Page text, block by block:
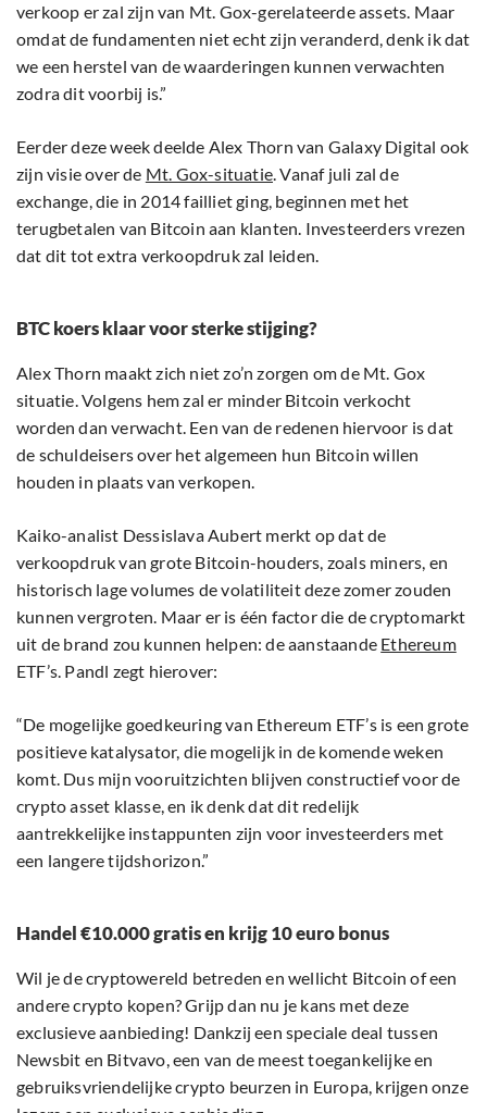
verkoop er zal zijn van Mt. Gox-gerelateerde assets. Maar
omdat de fundamenten niet echt zijn veranderd, denk ik dat
we een herstel van de waarderingen kunnen verwachten
zodra dit voorbij is.”
Eerder deze week deelde Alex Thorn van Galaxy Digital ook
zijn visie over de Mt. Gox-situatie. Vanaf juli zal de
exchange, die in 2014 failliet ging, beginnen met het
terugbetalen van Bitcoin aan klanten. Investeerders vrezen
dat dit tot extra verkoopdruk zal leiden.
BTC koers klaar voor sterke stijging?
Alex Thorn maakt zich niet zo’n zorgen om de Mt. Gox
situatie. Volgens hem zal er minder Bitcoin verkocht
worden dan verwacht. Een van de redenen hiervoor is dat
de schuldeisers over het algemeen hun Bitcoin willen
houden in plaats van verkopen.
Kaiko-analist Dessislava Aubert merkt op dat de
verkoopdruk van grote Bitcoin-houders, zoals miners, en
historisch lage volumes de volatiliteit deze zomer zouden
kunnen vergroten. Maar er is één factor die de cryptomarkt
uit de brand zou kunnen helpen: de aanstaande Ethereum
ETF’s. Pandl zegt hierover:
“De mogelijke goedkeuring van Ethereum ETF’s is een grote
positieve katalysator, die mogelijk in de komende weken
komt. Dus mijn vooruitzichten blijven constructief voor de
crypto asset klasse, en ik denk dat dit redelijk
aantrekkelijke instappunten zijn voor investeerders met
een langere tijdshorizon.”
Handel €10.000 gratis en krijg 10 euro bonus
Wil je de cryptowereld betreden en wellicht Bitcoin of een
andere crypto kopen? Grijp dan nu je kans met deze
exclusieve aanbieding! Dankzij een speciale deal tussen
Newsbit en Bitvavo, een van de meest toegankelijke en
gebruiksvriendelijke crypto beurzen in Europa, krijgen onze